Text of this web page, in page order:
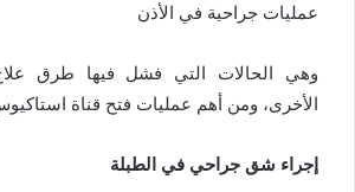
عمليات جراحية في الأذن
وهي الحالات التي فشل فيها طرق
الأخرى، ومن أهم عمليات فتح قناة
إجراء شق جراحي في الطبلة